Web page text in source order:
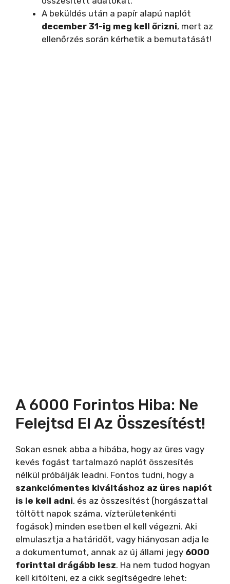
A beküldés után a papír alapú naplót
december 31-ig meg kell őrizni, mert az
ellenőrzés során kérhetik a bemutatását!
A 6000 Forintos Hiba: Ne
Felejtsd El Az Összesítést!
Sokan esnek abba a hibába, hogy az üres vagy
kevés fogást tartalmazó naplót összesítés
nélkül próbálják leadni. Fontos tudni, hogy a
szankciómentes kiváltáshoz az üres naplót
is le kell adni, és az összesítést (horgászattal
töltött napok száma, vízterületenkénti
fogások) minden esetben el kell végezni. Aki
elmulasztja a határidőt, vagy hiányosan adja le
a dokumentumot, annak az új állami jegy 6000
forinttal drágább lesz. Ha nem tudod hogyan
kell kitölteni, ez a cikk segítségedre lehet: